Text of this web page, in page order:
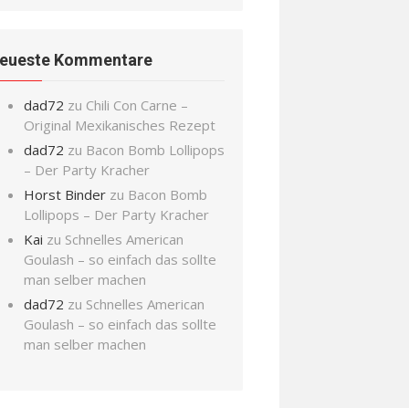
Kommentare
dad72 zu Chili Con Carne –
Original Mexikanisches Rezept
dad72 zu Bacon Bomb Lollipops
– Der Party Kracher
Horst Binder zu Bacon Bomb
Lollipops – Der Party Kracher
Kai zu Schnelles American
Goulash – so einfach das sollte
man selber machen
dad72 zu Schnelles American
Goulash – so einfach das sollte
man selber machen